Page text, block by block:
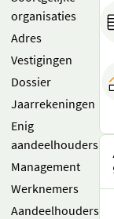
organisaties
Adres
Vestigingen
Dossier
Jaarrekeningen
Enig
aandeelhouders
Management
Werknemers
Aandeelhouders